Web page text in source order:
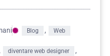
Blog , Web
diventare web designer ,